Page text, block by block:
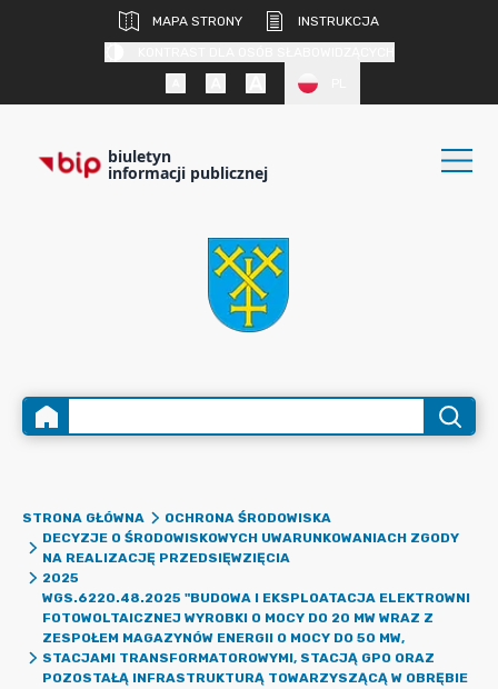
MAPA STRONY
INSTRUKCJA
biuletyn
informacji publicznej
STRONA GŁÓWNA
OCHRONA ŚRODOWISKA
DECYZJE O ŚRODOWISKOWYCH UWARUNKOWANIACH ZGODY
NA REALIZACJĘ PRZEDSIĘWZIĘCIA
2025
WGS.6220.48.2025 "BUDOWA I EKSPLOATACJA ELEKTROWNI
FOTOWOLTAICZNEJ WYROBKI O MOCY DO 20 MW WRAZ Z
ZESPOŁEM MAGAZYNÓW ENERGII O MOCY DO 50 MW,
STACJAMI TRANSFORMATOROWYMI, STACJĄ GPO ORAZ
POZOSTAŁĄ INFRASTRUKTURĄ TOWARZYSZĄCĄ W OBRĘBIE